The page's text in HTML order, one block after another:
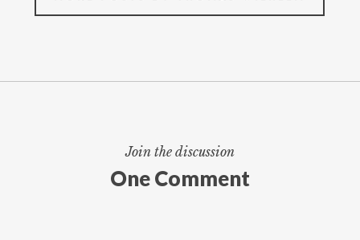
Join the discussion
One Comment